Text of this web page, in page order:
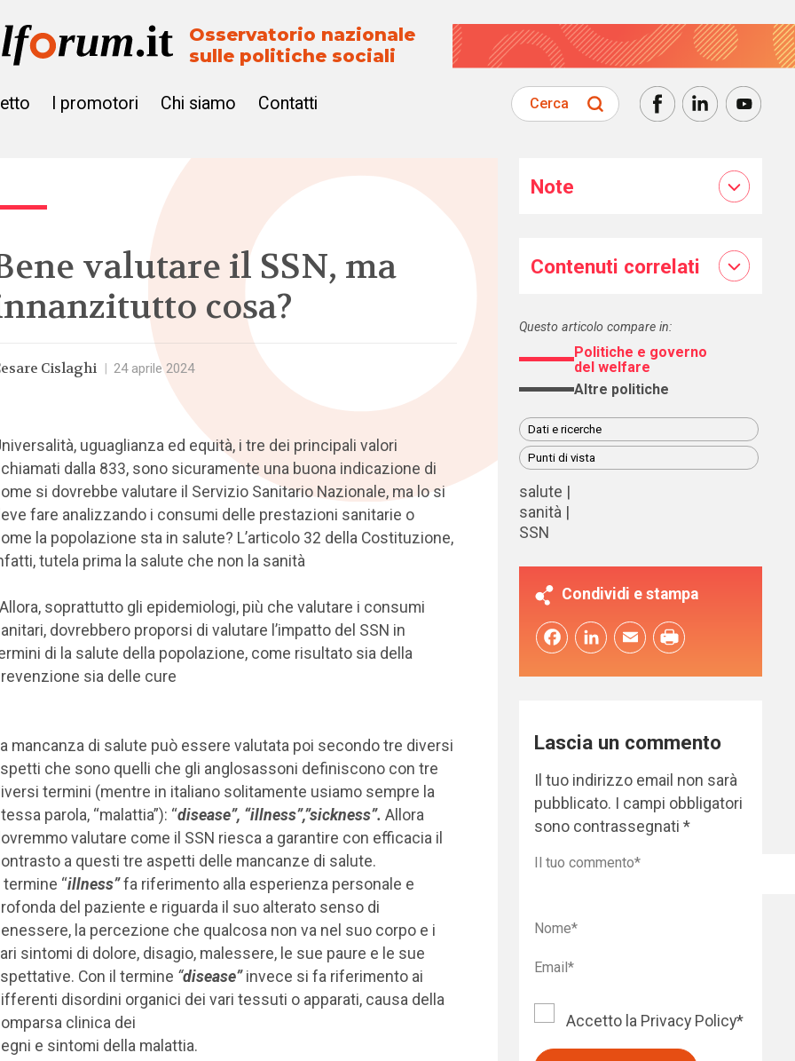
Osservatorio nazionale
sulle politiche sociali
I promotori Chi siamo Contatti Cerca
valutare il SSN, ma
cosa?
Cislaghi 24 aprile 2024
uguaglianza ed equità, i tre dei principali valori
dalla 833, sono sicuramente una buona indicazione di
si dovrebbe valutare il Servizio Sanitario Nazionale, ma lo si
fare analizzando i consumi delle prestazioni sanitarie o
la popolazione sta in salute? L’articolo 32 della Costituzione,
tutela prima la salute che non la sanità
soprattutto gli epidemiologi, più che valutare i consumi
dovrebbero proporsi di valutare l’impatto del SSN in
di la salute della popolazione, come risultato sia della
sia delle cure
mancanza di salute può essere valutata poi secondo tre diversi
che sono quelli che gli anglosassoni definiscono con tre
termini (mentre in italiano solitamente usiamo sempre la
parola, “malattia”): “disease”, “illness”,”sickness”. Allora
valutare come il SSN riesca a garantire con efficacia il
a questi tre aspetti delle mancanze di salute.
termine “illness”fa riferimento alla esperienza personale e
del paziente e riguarda il suo alterato senso di
la percezione che qualcosa non va nel suo corpo e i
sintomi di dolore, disagio, malessere, le sue paure e le sue
Con il termine “disease”invece si fa riferimento ai
disordini organici dei vari tessuti o apparati, causa della
clinica dei
e sintomi della malattia.
Note
Contenuti correlati
Questo articolo compare in:
Politiche e governo
del welfare
Altre politiche
Dati e ricerche
Punti di vista
salute
sanità
SSN
Condividi e stampa
FacebookLinkedInEmail
Lascia un commento
Il tuo indirizzo email non sarà
pubblicato.
I campi obbligatori
sono contrassegnati*
Accetto la Privacy Policy*